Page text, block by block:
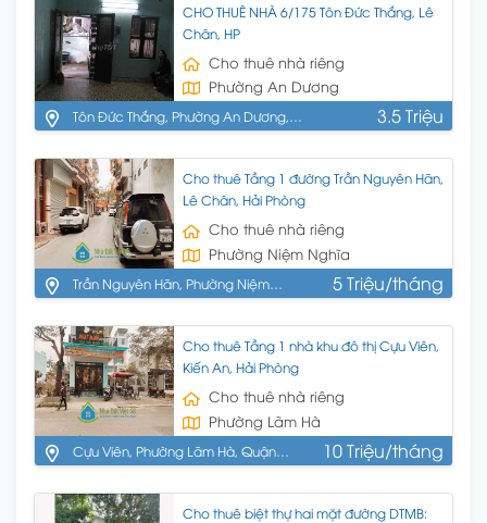
CHO THUÊ NHÀ 6/175 Tôn Đức Thắng, Lê
Chân, HP
Cho thuê nhà riêng
Phường An Dương
Tôn Đức Thắng, Phường An Dương,
3.5 Triệu
Cho thuê Tầng 1 đường Trần Nguyên Hãn,
Lê Chân, Hải Phòng
Cho thuê nhà riêng
Phường Niệm Nghĩa
Trần Nguyên Hãn, Phường Niệm
5 Triệu/tháng
Cho thuê Tầng 1 nhà khu đô thị Cựu Viên,
Kiến An, Hải Phòng
Cho thuê nhà riêng
Phường Lãm Hà
Cựu Viên, Phường Lãm Hà, Quận
10 Triệu/tháng
Cho thuê biệt thự hai mặt đường DTMB: